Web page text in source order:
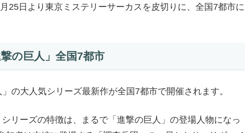
25日より東京ミステリーサーカスを皮切りに、全国7都市に
の巨人」全国7都市
の大人気シリーズ最新作が全国7都市で開催されます。
リーズの特徴は、まるで「進撃の巨人」の登場人物になっ